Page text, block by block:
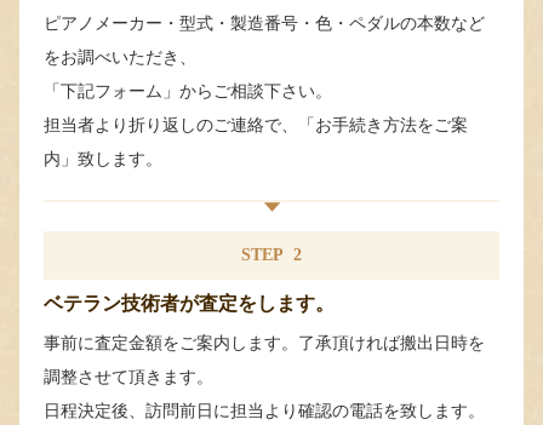
ピアノメーカー・型式・製造番号・色・ペダルの本数など
をお調べいただき、
「下記フォーム」からご相談下さい。
担当者より折り返しのご連絡で、「お手続き方法をご案
内」致します。
STEP 2
ベテラン技術者が査定をします。
事前に査定金額をご案内します。了承頂ければ搬出日時を
調整させて頂きます。
日程決定後、訪問前日に担当より確認の電話を致します。